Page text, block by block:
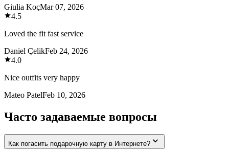
Giulia KoçMar 07, 2026
4.5
Loved the fit fast service
Daniel ÇelikFeb 24, 2026
4.0
Nice outfits very happy
Mateo PatelFeb 10, 2026
Часто задаваемые вопросы
Как погасить подарочную карту в Интернете?